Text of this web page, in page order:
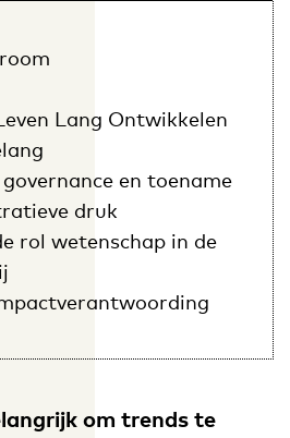
Lang Ontwikkelen
en toename
druk
rol wetenschap in de
om trends te